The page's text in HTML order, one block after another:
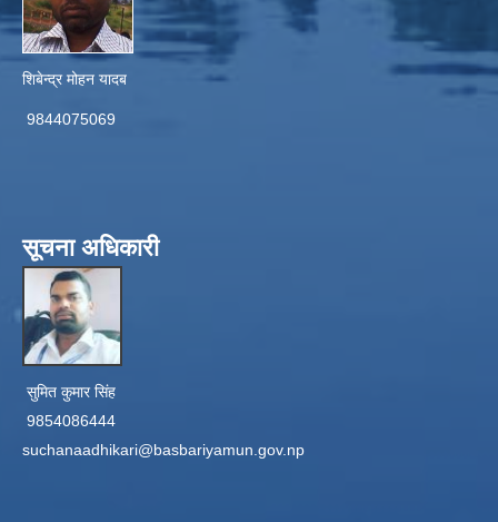
शिबेन्द्र मोहन यादब
9844075069
सूचना अधिकारी
सुमित कुमार सिंह
9854086444
suchanaadhikari@basbariyamun.gov.np